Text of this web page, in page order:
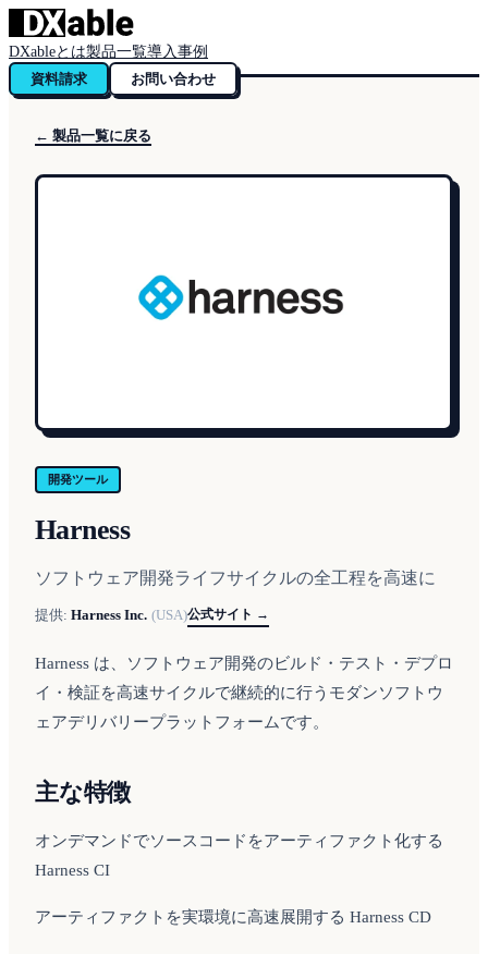
DXableとは製品一覧導入事例
資料請求
お問い合わせ
← 製品一覧に戻る
開発ツール
Harness
ソフトウェア開発ライフサイクルの全工程を高速に
提供: Harness Inc. (USA)公式サイト →
Harness は、ソフトウェア開発のビルド・テスト・デプロ
イ・検証を高速サイクルで継続的に行うモダンソフトウ
ェアデリバリープラットフォームです。
主な特徴
オンデマンドでソースコードをアーティファクト化する
Harness CI
アーティファクトを実環境に高速展開する Harness CD